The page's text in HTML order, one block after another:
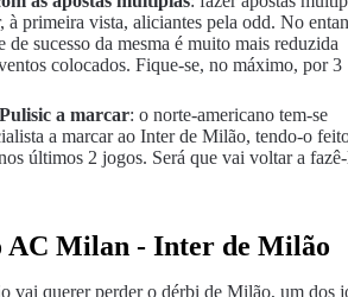
à primeira vista, aliciantes pela odd. No
de sucesso da mesma é muito mais reduzida
colocados. Fique-se, no máximo, por 3
a marcar: o norte-americano tem-se
a marcar ao Inter de Milão, tendo-o
últimos 2 jogos. Será que vai voltar a
AC Milan - Inter de Milão
vai querer perder o dérbi de Milão, um dos